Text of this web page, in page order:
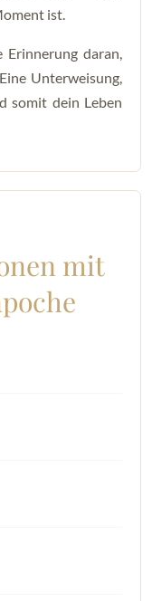
ist.
Erinnerung daran,
Unterweisung,
somit dein Leben
mit